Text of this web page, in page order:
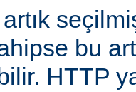
bu
HTTP